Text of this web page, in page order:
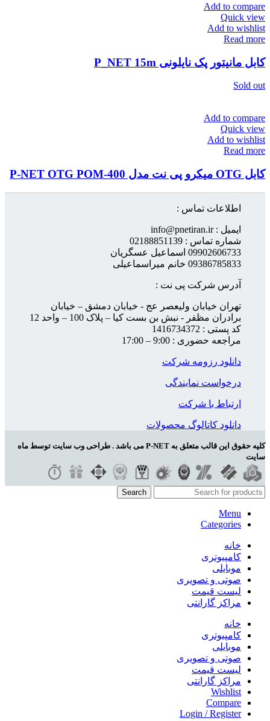
Add to compare
Quick view
Add to wishlist
Read more
کابل مانیتور پک نایلونی P_NET 15m
Sold out
Add to compare
Quick view
Add to wishlist
Read more
کابل OTG میکرو پی نت مدل P-NET OTG POM-400
اطلاعات تماس :
ایمیل : info@pnetiran.ir
شماره تماس : 02188851139
09902606733 اسماعیل عسگریان
09386785833 خانم میراسماعیلی
آدرس شرکت پی نت :
تهران خیابان ولیعصر عج - خیابان دمشق – خیابان
برادران مظفر - نبش بن بست کیا – پلاک 100 – واحد 12
کد پستی : 1416734372
مراجعه حضوری : 9:00 – 17:00
دانلود رزومه شرکت
درخواست نمایندگی
ارتباط با شرکت
دانلود کاتالوگ محصولات
کلیه حقوق این قالب متعلق به P-NET می باشد . طراحی وب سایت توسط ماه
سایت
Search
Menu
Categories
خانه
کامپیوتری
موبایلی
صوتی و تصویری
لیست قیمت
مراکز گارانتی
خانه
کامپیوتری
موبایلی
صوتی و تصویری
لیست قیمت
مراکز گارانتی
Wishlist
Compare
Login / Register